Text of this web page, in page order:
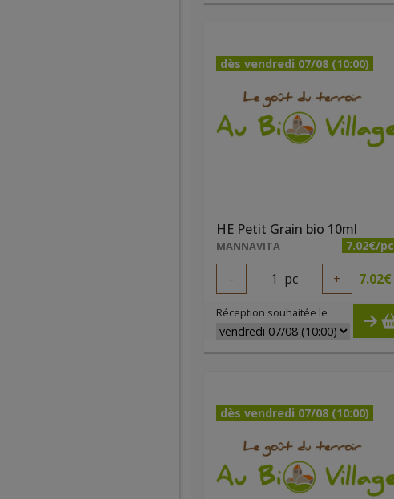
dès vendredi 07/08 (10:00)
HE Petit Grain bio 10ml
MANNAVITA 7.02€/pc
- 1 pc + 7.02€
Réception souhaitée le
dès vendredi 07/08 (10:00)